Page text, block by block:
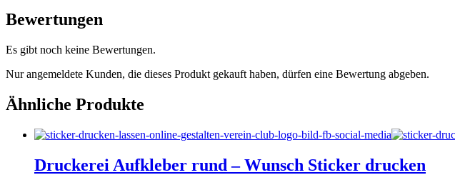
Bewertungen
Es gibt noch keine Bewertungen.
Nur angemeldete Kunden, die dieses Produkt gekauft haben, dürfen eine Bewertung abgeben.
Ähnliche Produkte
Druckerei Aufkleber rund – Wunsch Sticker drucken